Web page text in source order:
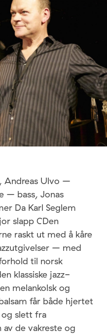
Andreas Ulvo –
– bass, Jonas
Da Karl Seglem
slapp CDen
raskt ut med å kåre
– med
til norsk
klassiske jazz-
melankolsk og
får både hjertet
slett fra
av de vakreste og